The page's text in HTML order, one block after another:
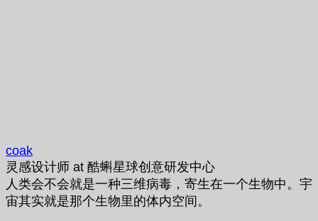
coak
灵感设计师 at 酷蝌星球创意研发中心
人类会不会就是一种三维病毒，寄生在一个生物中。宇
宙其实就是那个生物里的体内空间。